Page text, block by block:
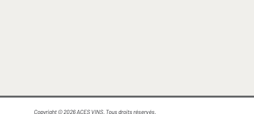
Copyright © 2026 ACES VINS. Tous droits réservés.